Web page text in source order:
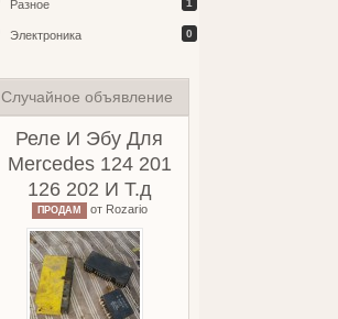
Разное 1
Электроника 0
Случайное объявление
Реле И Эбу Для
Mercedes 124 201
126 202 И Т.д
ПРОДАМ от Rozario